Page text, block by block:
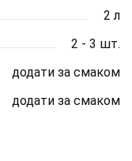
2 л
2 - 3 шт.
додати за смаком
додати за смаком